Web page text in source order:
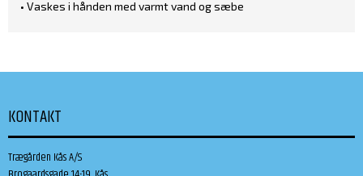
• Vaskes i hånden med varmt vand og sæbe
KONTAKT
Trægården Kås A/S